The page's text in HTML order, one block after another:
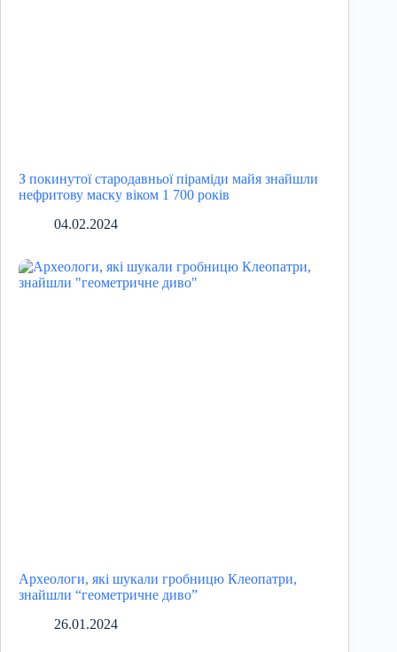
З покинутої стародавньої піраміди майя знайшли
нефритову маску віком 1 700 років
04.02.2024
Археологи, які шукали гробницю Клеопатри,
знайшли “геометричне диво”
26.01.2024